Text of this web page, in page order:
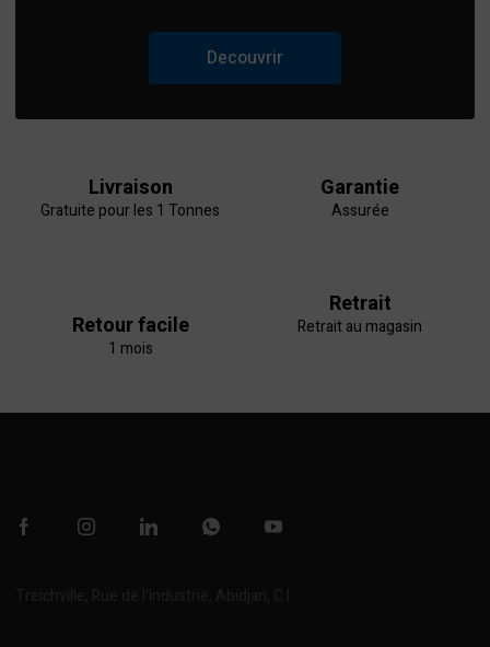
Decouvrir
Livraison
Gratuite pour les 1 Tonnes
Garantie
Assurée
Retour facile
1 mois
Retrait
Retrait au magasin